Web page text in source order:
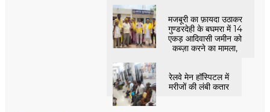
मजबूरी का फ़ायदा उठाकर
गुण्डरदेही के बघमरा में 14
एकड़ आदिवासी जमीन को
कब्ज़ा करने का मामला,
रेलवे मेन हॉस्पिटल में
मरीजों की लंबी कतार